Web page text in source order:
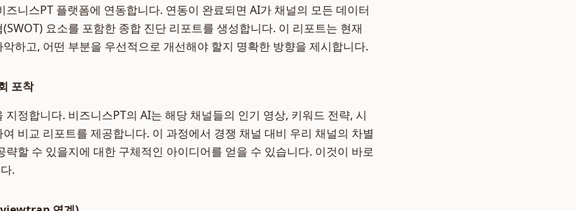
니스PT 플랫폼에 연동합니다. 연동이 완료되면 AI가 채널의 모든 데이터
요소를 포함한 종합 진단 리포트를 생성합니다. 이 리포트는 현재
하고, 어떤 부분을 우선적으로 개선해야 할지 명확한 방향을 제시합니다.
포착
정합니다. 비즈니스PT의 AI는 해당 채널들의 인기 영상, 키워드 전략, 시
비교 리포트를 제공합니다. 이 과정에서 경쟁 채널 대비 우리 채널의 차별
할 수 있을지에 대한 구체적인 아이디어를 얻을 수 있습니다. 이것이 바로
.